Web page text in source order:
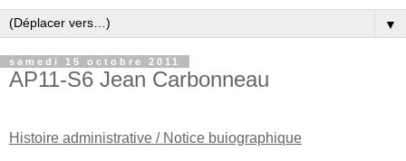
▼
samedi 15 octobre 2011
AP11-S6 Jean Carbonneau
Histoire administrative / Notice buiographique